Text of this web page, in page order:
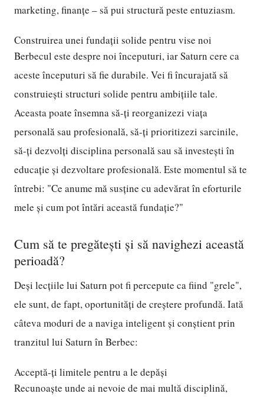
marketing, finanțe – să pui structură peste entuziasm.
Construirea unei fundații solide pentru vise noi
Berbecul este despre noi începuturi, iar Saturn cere ca
aceste începuturi să fie durabile. Vei fi încurajată să
construiești structuri solide pentru ambițiile tale.
Aceasta poate însemna să-ți reorganizezi viața
personală sau profesională, să-ți prioritizezi sarcinile,
să-ți dezvolți disciplina personală sau să investești în
educație și dezvoltare profesională. Este momentul să te
întrebi: "Ce anume mă susține cu adevărat în eforturile
mele și cum pot întări această fundație?"
Cum să te pregătești și să navighezi această
perioadă?
Deși lecțiile lui Saturn pot fi percepute ca fiind "grele",
ele sunt, de fapt, oportunități de creștere profundă. Iată
câteva moduri de a naviga inteligent și conștient prin
tranzitul lui Saturn în Berbec:
Acceptă-ți limitele pentru a le depăși
Recunoaște unde ai nevoie de mai multă disciplină,